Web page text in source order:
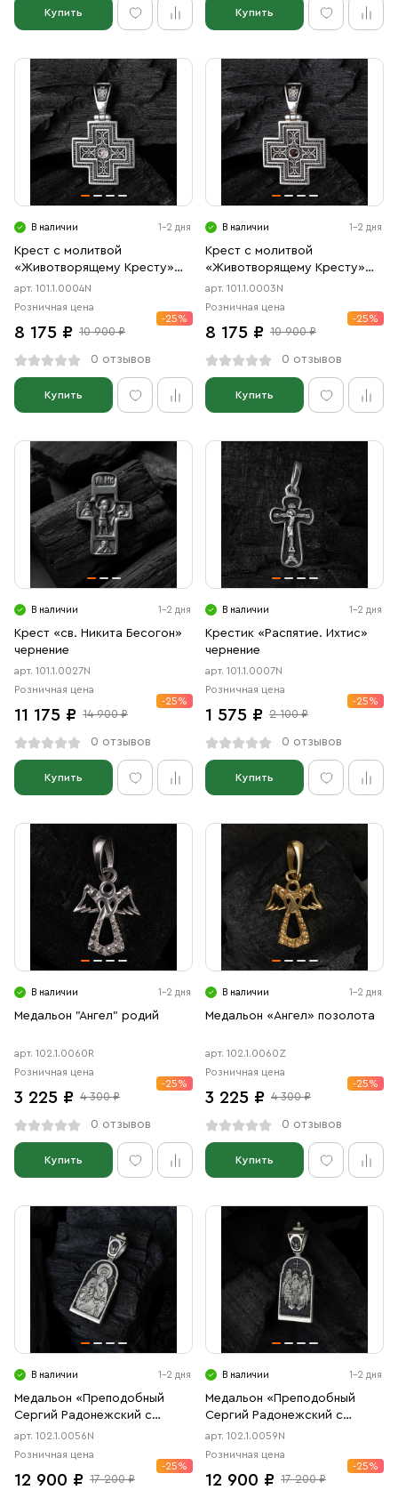
Купить Купить
В наличии 1-2 дня
Крест с молитвой
«Животворящему Кресту»
чернение
арт. 101.1.0004N
Розничная цена
8 175 ₽ 10 900 ₽
-25%
0 отзывов
Купить
В наличии 1-2 дня
Крест с молитвой
«Животворящему Кресту»
чернение
арт. 101.1.0003N
Розничная цена
8 175 ₽ 10 900 ₽
-25%
0 отзывов
Купить
В наличии 1-2 дня
Крест «св. Никита Бесогон»
чернение
арт. 101.1.0027N
Розничная цена
11 175 ₽ 14 900 ₽
-25%
0 отзывов
Купить
В наличии 1-2 дня
Крестик «Распятие. Ихтис»
чернение
арт. 101.1.0007N
Розничная цена
1 575 ₽ 2 100 ₽
-25%
0 отзывов
Купить
В наличии 1-2 дня
Медальон "Ангел" родий
арт. 102.1.0060R
Розничная цена
3 225 ₽ 4 300 ₽
-25%
0 отзывов
Купить
В наличии 1-2 дня
Медальон «Ангел» позолота
арт. 102.1.0060Z
Розничная цена
3 225 ₽ 4 300 ₽
-25%
0 отзывов
Купить
В наличии 1-2 дня
Медальон «Преподобный
Сергий Радонежский с
молитвой» чернение
арт. 102.1.0056N
Розничная цена
12 900 ₽ 17 200 ₽
-25%
В наличии 1-2 дня
Медальон «Преподобный
Сергий Радонежский с
Троицей» чернение
арт. 102.1.0059N
Розничная цена
12 900 ₽ 17 200 ₽
-25%